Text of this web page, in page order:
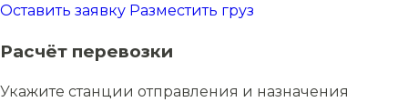
Оставить заявку Разместить груз
Расчёт перевозки
Укажите станции отправления и назначения